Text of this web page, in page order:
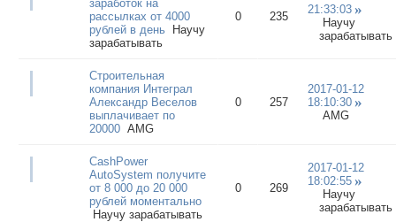
заработок на
рассылках от 4000
рублей в день
Научу
зарабатывать
0 235
21:33:03
Научу
зарабатывать
Строительная
компания Интеграл
Александр Веселов
выплачивает по
20000 AMG
0 257
2017-01-12
18:10:30
AMG
CashPower
AutoSystem получите
от 8 000 до 20 000
рублей моментально
Научу зарабатывать
0 269
2017-01-12
18:02:55
Научу
зарабатывать